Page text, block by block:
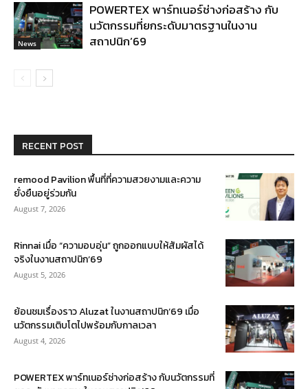
News
POWERTEX พาร์ทเนอร์ช่างก่อสร้าง กับ
นวัตกรรมที่ยกระดับมาตรฐานในงาน
สถาปนิก’69
RECENT POST
remood Pavilion พื้นที่ที่ความสวยงามและความ
ยั่งยืนอยู่ร่วมกัน
August 7, 2026
Rinnai เมื่อ “ความอบอุ่น” ถูกออกแบบให้สัมผัสได้
จริงในงานสถาปนิก’69
August 5, 2026
ย้อนชมเรื่องราว Aluzat ในงานสถาปนิก’69 เมื่อ
นวัตกรรมเติบโตไปพร้อมกับกาลเวลา
August 4, 2026
POWERTEX พาร์ทเนอร์ช่างก่อสร้าง กับนวัตกรรมที่